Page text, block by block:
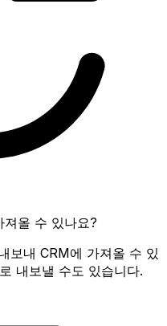
올 수 있나요?
보내 CRM에 가져올 수 있
내보낼 수도 있습니다.